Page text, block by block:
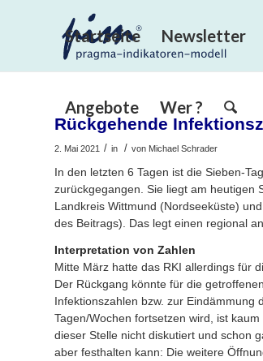
Startseite Newsletter
Angebote Wer ?
Rückgehende
2. Mai 2021 / in / von Michael Schrader
In den letzten 6 Tagen ist die Sieben-
zurückgegangen. Sie liegt am heutigen
Landkreis Wittmund (Nordseeküste)
des Beitrags). Das legt einen regional
Interpretation von Zahlen
Mitte März hatte das RKI allerdings für
Der Rückgang könnte für die
Infektionszahlen bzw. zur Eindämmung
Tagen/Wochen fortsetzen wird, ist
dieser Stelle nicht diskutiert und schon
aber festhalten kann: Die weitere